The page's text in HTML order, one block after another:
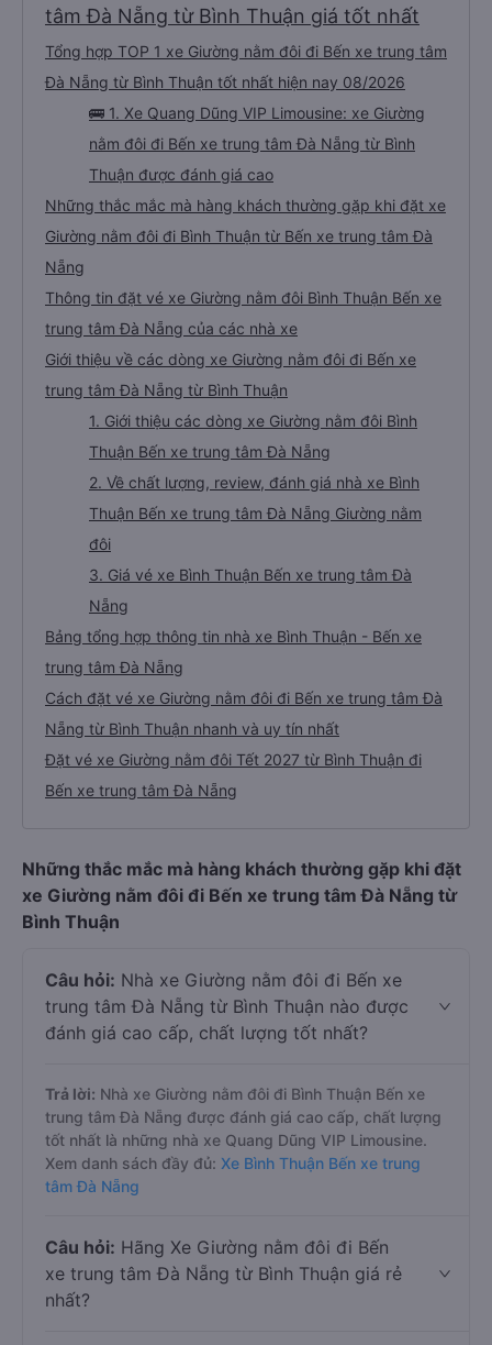
tâm Đà Nẵng từ Bình Thuận giá tốt nhất
Tổng hợp TOP 1 xe Giường nằm đôi đi Bến xe trung tâm
Đà Nẵng từ Bình Thuận tốt nhất hiện nay 08/2026
🚌 1. Xe Quang Dũng VIP Limousine: xe Giường
nằm đôi đi Bến xe trung tâm Đà Nẵng từ Bình
Thuận được đánh giá cao
Những thắc mắc mà hàng khách thường gặp khi đặt xe
Giường nằm đôi đi Bình Thuận từ Bến xe trung tâm Đà
Nẵng
Thông tin đặt vé xe Giường nằm đôi Bình Thuận Bến xe
trung tâm Đà Nẵng của các nhà xe
Giới thiệu về các dòng xe Giường nằm đôi đi Bến xe
trung tâm Đà Nẵng từ Bình Thuận
1. Giới thiệu các dòng xe Giường nằm đôi Bình
Thuận Bến xe trung tâm Đà Nẵng
2. Về chất lượng, review, đánh giá nhà xe Bình
Thuận Bến xe trung tâm Đà Nẵng Giường nằm
đôi
3. Giá vé xe Bình Thuận Bến xe trung tâm Đà
Nẵng
Bảng tổng hợp thông tin nhà xe Bình Thuận - Bến xe
trung tâm Đà Nẵng
Cách đặt vé xe Giường nằm đôi đi Bến xe trung tâm Đà
Nẵng từ Bình Thuận nhanh và uy tín nhất
Đặt vé xe Giường nằm đôi Tết 2027 từ Bình Thuận đi
Bến xe trung tâm Đà Nẵng
Những thắc mắc mà hàng khách thường gặp khi đặt
xe Giường nằm đôi đi Bến xe trung tâm Đà Nẵng từ
Bình Thuận
Câu hỏi: Nhà xe Giường nằm đôi đi Bến xe
trung tâm Đà Nẵng từ Bình Thuận nào được
đánh giá cao cấp, chất lượng tốt nhất?
Trả lời: Nhà xe Giường nằm đôi đi Bình Thuận Bến xe
trung tâm Đà Nẵng được đánh giá cao cấp, chất lượng
tốt nhất là những nhà xe Quang Dũng VIP Limousine.
Xem danh sách đầy đủ: Xe Bình Thuận Bến xe trung
tâm Đà Nẵng
Câu hỏi: Hãng Xe Giường nằm đôi đi Bến
xe trung tâm Đà Nẵng từ Bình Thuận giá rẻ
nhất?